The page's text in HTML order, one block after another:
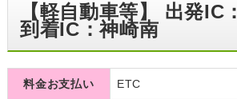
【軽自動車等】 出発IC
到着IC：神崎南
料金お支払い ETC